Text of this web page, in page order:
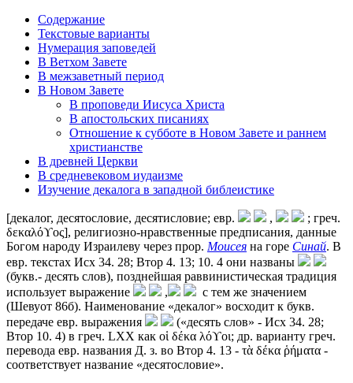
Содержание
Текстовые варианты
Нумерация заповедей
В Ветхом Завете
В межзаветный период
В Новом Завете
В проповеди Иисуса Христа
В апостольских писаниях
Отношение к субботе в Новом Завете и раннем
христианстве
В древней Церкви
В средневековом иудаизме
Изучение декалога в западной библеистике
[декалог, десятословие, десятисловие; евр. ,
; греч.
δεκαλόϒος], религиозно-нравственные предписания, данные
Богом народу Израилеву через прор. Моисея на горе Синай. В
евр. текстах Исх 34. 28; Втор 4. 13; 10. 4 они названы
(букв.- десять слов), позднейшая раввинистическая традиция
использует выражение
,
с тем же значением
(Шевуот 86б). Наименование «декалог» восходит к букв.
передаче евр. выражения
(«десять слов» - Исх 34. 28;
Втор 10. 4) в греч. LXX как οἱ δέκα λόϒοι; др. варианту греч.
перевода евр. названия Д. з. во Втор 4. 13 - τὰ δέκα ῥήματα -
соответствует название «десятословие».